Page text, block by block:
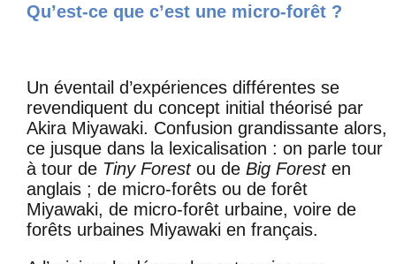
Qu’est-ce que c’est une micro-forêt ?
Un éventail d’expériences différentes se
revendiquent du concept initial théorisé par
Akira Miyawaki. Confusion grandissante alors,
ce jusque dans la lexicalisation : on parle tour
à tour de Tiny Forestou de Big Foresten
anglais ; de micro-forêts ou de forêt
Miyawaki, de micro-forêt urbaine, voire de
forêts urbaines Miyawaki en français.